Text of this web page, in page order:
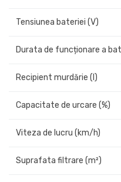
Tensiunea bateriei (V)
Durata de funcționare a
Recipient murdărie (l)
Capacitate de urcare (%)
Viteza de lucru (km/h)
Suprafata filtrare (m²)